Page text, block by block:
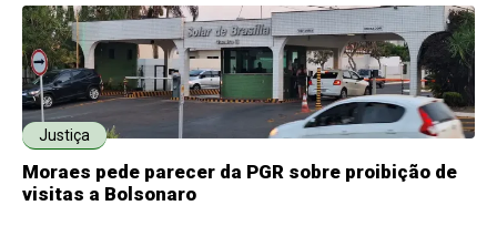
Justiça
Moraes pede parecer da PGR sobre proibição de
visitas a Bolsonaro